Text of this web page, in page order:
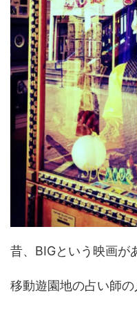
昔、BIGという映画が
移動遊園地の占い師